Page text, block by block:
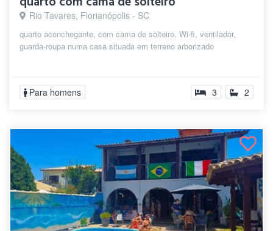
Rio Tavares, Florianópolis - SC
quarto aconchegante, com cama de solteiro, Wi-fi, ventilador,
guarda-roupa numa casa situada em terreno arborizado
Para homens 3 2